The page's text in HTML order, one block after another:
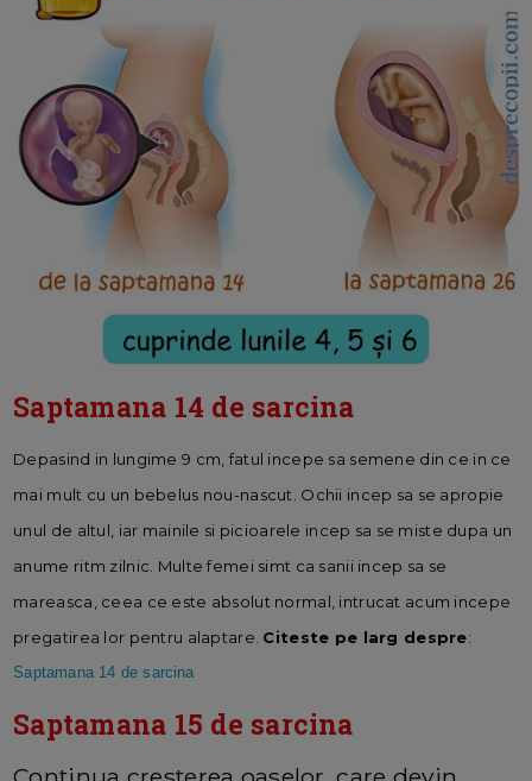
Saptamana 14 de sarcina
Depasind in lungime 9 cm, fatul incepe sa semene din ce in ce
mai mult cu un bebelus nou-nascut. Ochii incep sa se apropie
unul de altul, iar mainile si picioarele incep sa se miste dupa un
anume ritm zilnic. Multe femei simt ca sanii incep sa se
mareasca, ceea ce este absolut normal, intrucat acum incepe
pregatirea lor pentru alaptare. Citeste pe larg despre:
Saptamana 14 de sarcina
Saptamana 15 de sarcina